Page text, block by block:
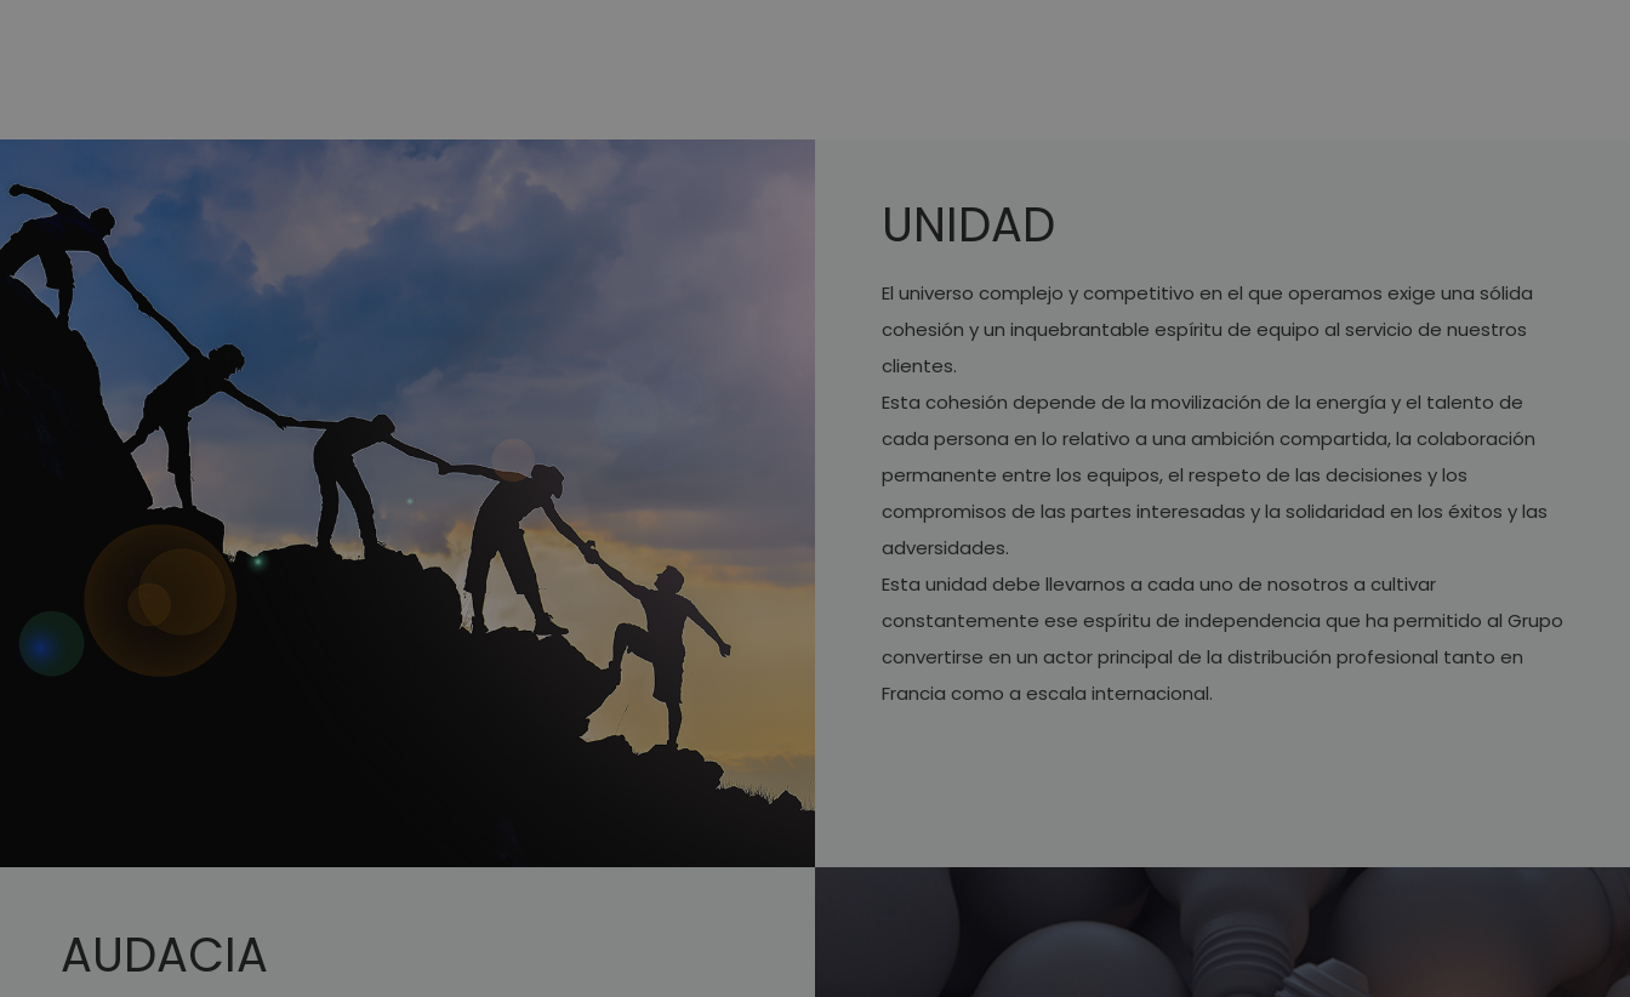
UNIDAD
El universo complejo y competitivo en el que operamos exige una sólida
cohesión y un inquebrantable espíritu de equipo al servicio de nuestros
clientes.
Esta cohesión depende de la movilización de la energía y el talento de
cada persona en lo relativo a una ambición compartida, la colaboración
permanente entre los equipos, el respeto de las decisiones y los
compromisos de las partes interesadas y la solidaridad en los éxitos y las
adversidades.
Esta unidad debe llevarnos a cada uno de nosotros a cultivar
constantemente ese espíritu de independencia que ha permitido al Grupo
convertirse en un actor principal de la distribución profesional tanto en
Francia como a escala internacional.
AUDACIA